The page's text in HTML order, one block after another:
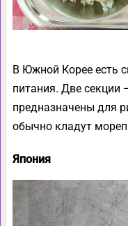
В Южной Корее есть
питания. Две секции
предназначены для
обычно кладут
Япония